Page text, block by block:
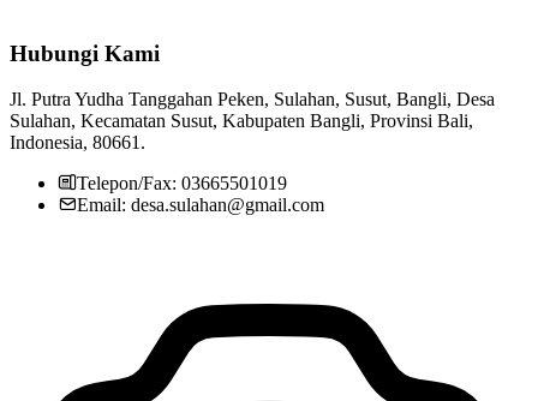
Hubungi Kami
Jl. Putra Yudha Tanggahan Peken, Sulahan, Susut, Bangli, Desa
Sulahan, Kecamatan Susut, Kabupaten Bangli, Provinsi Bali,
Indonesia, 80661.
Telepon/Fax: 03665501019
Email: desa.sulahan@gmail.com